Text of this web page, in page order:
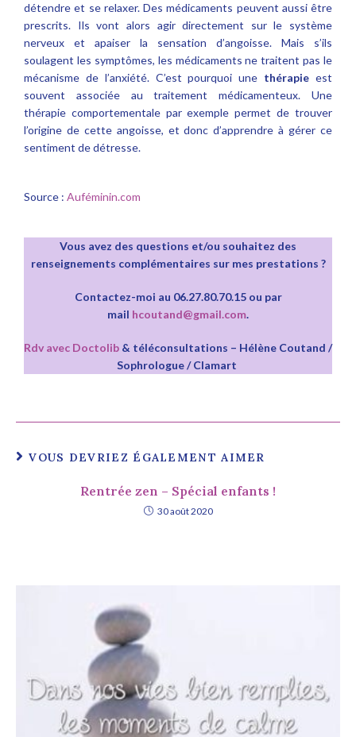
détendre et se relaxer. Des médicaments peuvent aussi être
prescrits. Ils vont alors agir directement sur le système
nerveux et apaiser la sensation d’angoisse. Mais s’ils
soulagent les symptômes, les médicaments ne traitent pas le
mécanisme de l’anxiété. C’est pourquoi une thérapie est
souvent associée au traitement médicamenteux. Une
thérapie comportementale par exemple permet de trouver
l’origine de cette angoisse, et donc d’apprendre à gérer ce
sentiment de détresse.
Source : Auféminin.com
Vous avez des questions et/ou souhaitez des
renseignements complémentaires sur mes prestations ?
Contactez-moi au 06.27.80.70.15 ou par
mail hcoutand@gmail.com.
Rdv avec Doctolib & téléconsultations – Hélène Coutand /
Sophrologue / Clamart
VOUS DEVRIEZ ÉGALEMENT AIMER
Rentrée zen – Spécial enfants !
30 août 2020